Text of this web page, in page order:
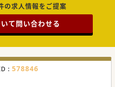
しの良い職場”を大切にしてお
ながら働ける環境です。
と、平日午前にて週2コマ程
技も大いに活かせます。
回復しており、来春以降の
募集しております。
の求人情報をご提案
て問い合わせる
: 578846